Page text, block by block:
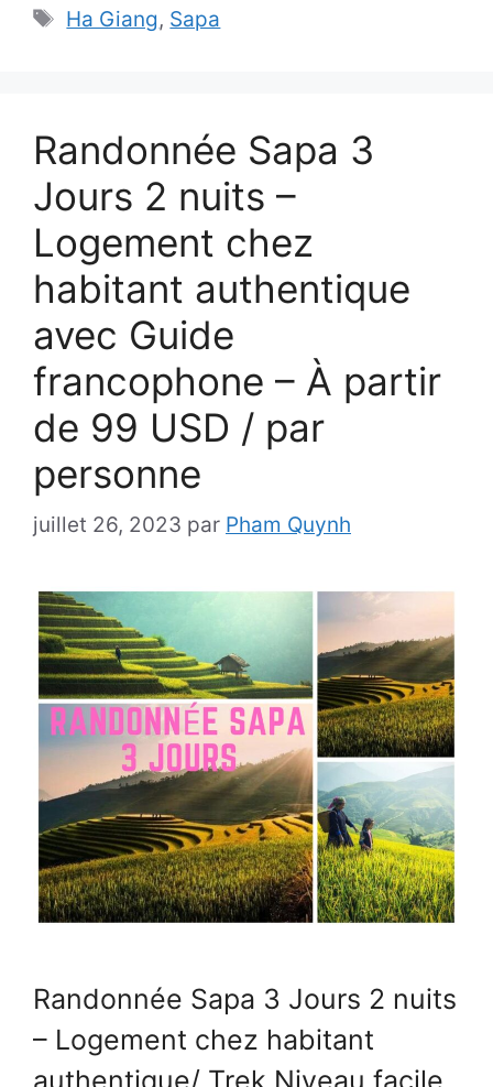
Étiquettes
Ha Giang, Sapa
Randonnée Sapa 3
Jours 2 nuits –
Logement chez
habitant authentique
avec Guide
francophone – À partir
de 99 USD / par
personne
juillet 26, 2023 par Pham Quynh
Randonnée Sapa 3 Jours 2 nuits
– Logement chez habitant
authentique/ Trek Niveau facile